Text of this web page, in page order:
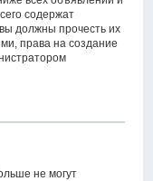
содержат
должны прочесть их
права на создание
не могут